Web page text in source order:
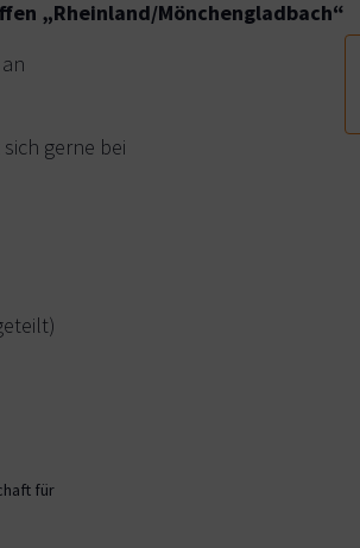
„Rheinland/Mönchengladbach“
gerne bei
für